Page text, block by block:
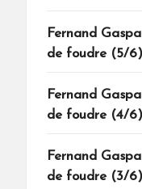
Fernand
de foudre (5/6)
Fernand
de foudre (4/6)
Fernand
de foudre (3/6)